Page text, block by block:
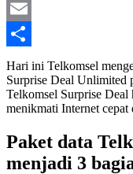
Twitter
Email
Share
Hari ini Telkomsel
Surprise Deal Unlimited
Telkomsel Surprise Deal
menikmati Internet
Paket data
menjadi 3